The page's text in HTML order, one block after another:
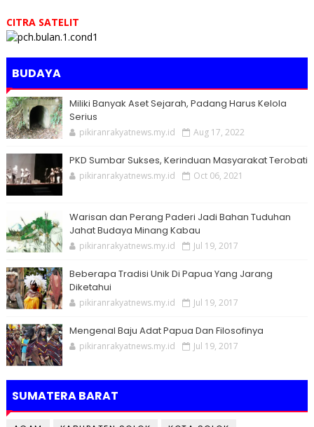
CITRA SATELIT
BUDAYA
Miliki Banyak Aset Sejarah, Padang Harus Kelola
Serius
pikiranrakyatnews.my.id Aug 17, 2022
PKD Sumbar Sukses, Kerinduan Masyarakat Terobati
pikiranrakyatnews.my.id Oct 06, 2021
Warisan dan Perang Paderi Jadi Bahan Tuduhan
Jahat Budaya Minang Kabau
pikiranrakyatnews.my.id Jul 19, 2017
Beberapa Tradisi Unik Di Papua Yang Jarang
Diketahui
pikiranrakyatnews.my.id Jul 19, 2017
Mengenal Baju Adat Papua Dan Filosofinya
pikiranrakyatnews.my.id Jul 19, 2017
SUMATERA BARAT